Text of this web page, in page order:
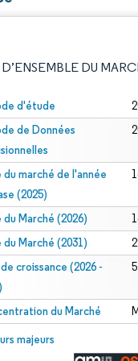
DU
d'étude
de Données
du marché de l'année
(2025)
du Marché (2026)
du Marché (2031)
croissance (2026 -
du Marché
majeurs
© Mordor Intelligence. La
sous CC BY 4.0.